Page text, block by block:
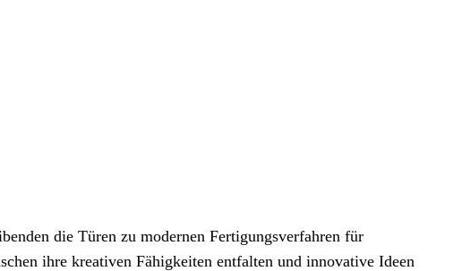
die Türen zu modernen Fertigungsverfahren für
ihre kreativen Fähigkeiten entfalten und innovative Ideen